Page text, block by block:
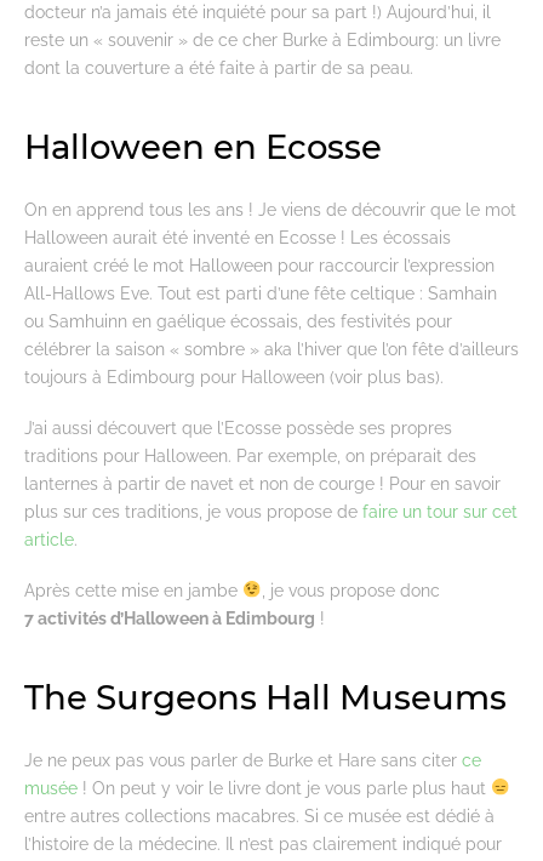
docteur n’a jamais été inquiété pour sa part !) Aujourd’hui, il
reste un « souvenir » de ce cher Burke à Edimbourg: un livre
dont la couverture a été faite à partir de sa peau.
Halloween en Ecosse
On en apprend tous les ans ! Je viens de découvrir que le mot
Halloween aurait été inventé en Ecosse ! Les écossais
auraient créé le mot Halloween pour raccourcir l’expression
All-Hallows Eve. Tout est parti d’une fête celtique : Samhain
ou Samhuinn en gaélique écossais, des festivités pour
célébrer la saison « sombre » aka l’hiver que l’on fête d’ailleurs
toujours à Edimbourg pour Halloween (voir plus bas).
J’ai aussi découvert que l’Ecosse possède ses propres
traditions pour Halloween. Par exemple, on préparait des
lanternes à partir de navet et non de courge ! Pour en savoir
plus sur ces traditions, je vous propose de faire un tour sur cet
article.
Après cette mise en jambe
, je vous propose donc
7 activités d’Halloween à Edimbourg !
The Surgeons Hall Museums
Je ne peux pas vous parler de Burke et Hare sans citer ce
musée ! On peut y voir le livre dont je vous parle plus haut
entre autres collections macabres. Si ce musée est dédié à
l’histoire de la médecine. Il n’est pas clairement indiqué pour